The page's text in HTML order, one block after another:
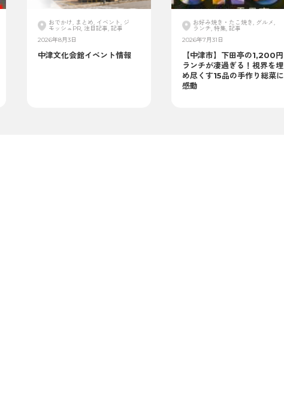
おでかけ, まとめ, イベント, ジ
モッシュPR, 注目記事, 記事
2026年8月3日
中津文化会館イベント情報
お好み焼き・たこ焼き, グルメ,
ランチ, 特集, 記事
2026年7月31日
【中津市】下田亭の1,200円
ランチが凄過ぎる！視界を埋
め尽くす15品の手作り総菜に
感動